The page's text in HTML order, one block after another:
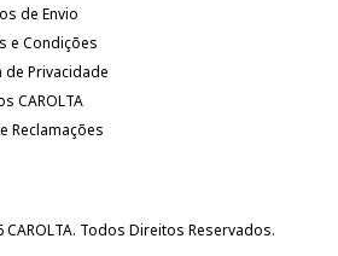
de Envio
e Condições
de Privacidade
CAROLTA
Reclamações
Todos Direitos Reservados.